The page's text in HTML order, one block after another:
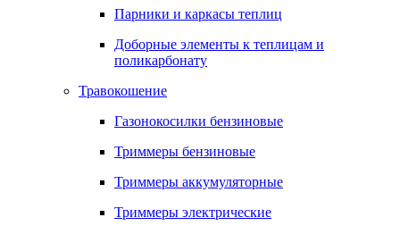
Парники и каркасы теплиц
Доборные элементы к теплицам и
поликарбонату
Травокошение
Газонокосилки бензиновые
Триммеры бензиновые
Триммеры аккумуляторные
Триммеры электрические